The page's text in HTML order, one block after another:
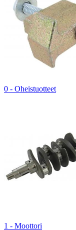
0 - Oheistuotteet
1 - Moottori